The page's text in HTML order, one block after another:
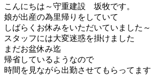
こんにちは～守重建設 坂牧です。
娘が出産の為里帰りをしていて
しばらくお休みをいただいていました～
スタッフには大変迷惑を掛けました
まだお盆休み迄
帰省しているようなので
時間を見ながら出勤させてもらってます